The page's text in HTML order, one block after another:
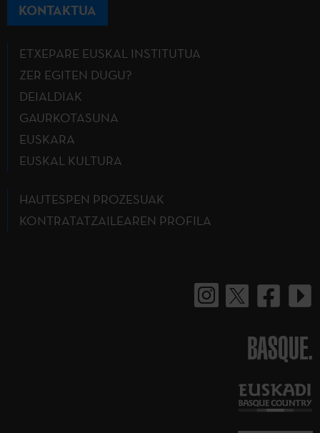
KONTAKTUA
ETXEPARE EUSKAL INSTITUTUA
ZER EGITEN DUGU?
DEIALDIAK
GAURKOTASUNA
EUSKARA
EUSKAL KULTURA
HAUTESPEN PROZESUAK
KONTRATATZAILEAREN PROFILA
BASQUE.